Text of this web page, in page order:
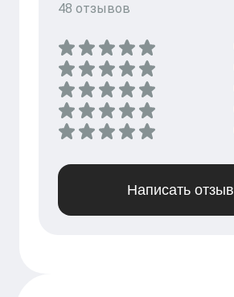
48 отзывов
Написать отзыв